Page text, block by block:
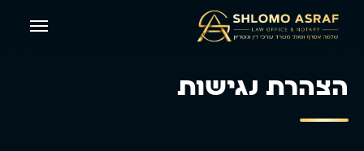
content
Menu
הצהרת נגישות